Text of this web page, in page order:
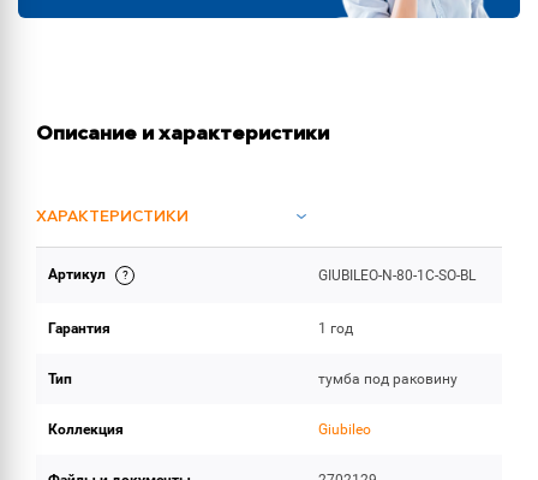
Описание и характеристики
ХАРАКТЕРИСТИКИ
ИНСТРУКЦИИ И ДОКУМЕНТАЦИЯ
Артикул GIUBILEO-N-80-1C-SO-BL
Гарантия 1 год
Тип тумба под раковину
Коллекция Giubileo